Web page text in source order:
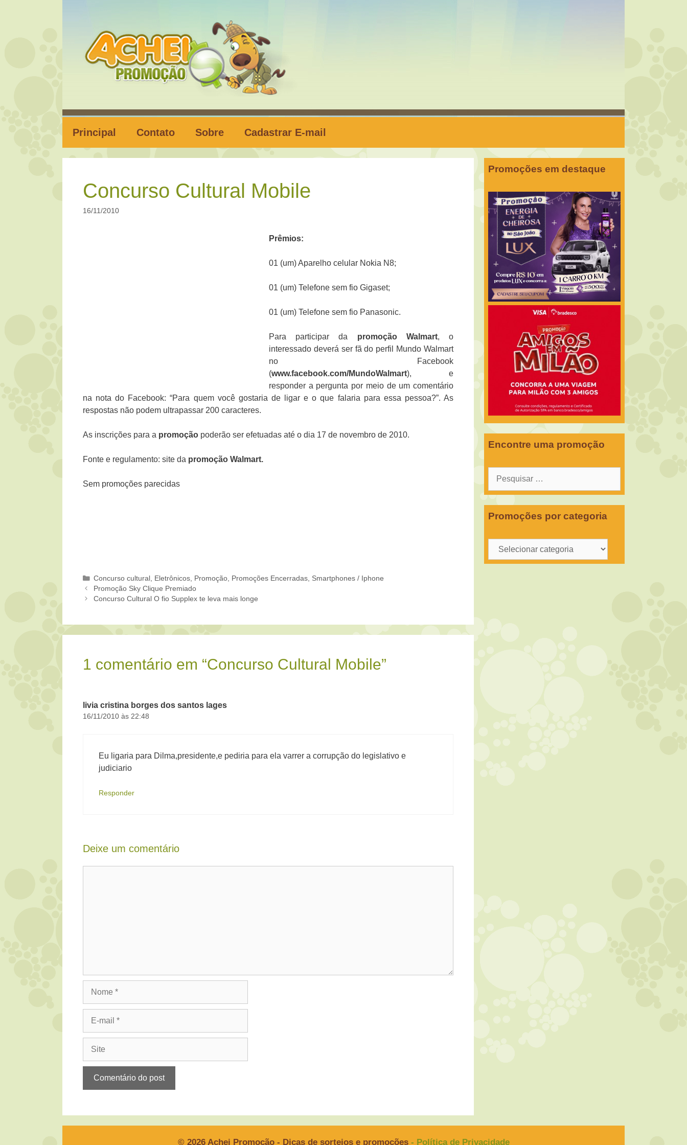
Principal Contato Sobre Cadastrar E-mail
Concurso Cultural Mobile
16/11/2010
Prêmios:
01 (um) Aparelho celular Nokia N8;
01 (um) Telefone sem fio Gigaset;
01 (um) Telefone sem fio Panasonic.
Para participar da promoção Walmart, o
interessado deverá ser fã do perfil Mundo Walmart
no Facebook
(www.facebook.com/MundoWalmart), e
responder a pergunta por meio de um comentário
na nota do Facebook: “Para quem você gostaria de ligar e o que falaria para essa pessoa?”. As
respostas não podem ultrapassar 200 caracteres.
As inscrições para a promoção poderão ser efetuadas até o dia 17 de novembro de 2010.
Fonte e regulamento: site da promoção Walmart.
Sem promoções parecidas
Categorias
Concurso cultural Eletrônicos Promoção Promoções Encerradas Smartphones / Iphone
Promoção Sky Clique Premiado
Concurso Cultural O fio Supplex te leva mais longe
1 comentário em “Concurso Cultural Mobile”
livia cristina borges dos santos lages
16/11/2010 às 22:48
Eu ligaria para Dilma,presidente,e pediria para ela varrer a corrupção do legislativo e
judiciario
Responder
Deixe um comentário
Promoções em destaque
Encontre uma promoção
Pesquisar
Promoções por categoria
Promoções
por
© 2026 Achei Promoção - Dicas de sorteios e promoções - Política de Privacidade